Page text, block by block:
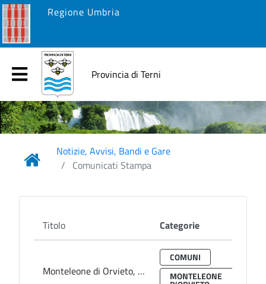
Regione Umbria
Provincia di Terni
Notizie, Avvisi, Bandi e Gare
Comunicati Stampa
Titolo Categorie
Monteleone di Orvieto, il Comune pubblica l’avviso per la realizzazione dei centri estivi per bambini
COMUNI
MONTELEONE